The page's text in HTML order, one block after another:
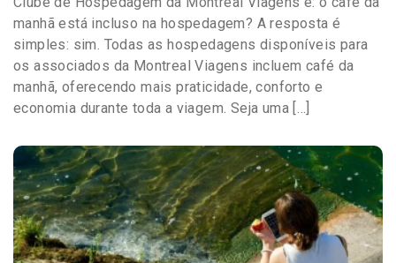
manhã está incluso na hospedagem? A resposta é
simples: sim. Todas as hospedagens disponíveis para
os associados da Montreal Viagens incluem café da
manhã, oferecendo mais praticidade, conforto e
economia durante toda a viagem. Seja uma […]